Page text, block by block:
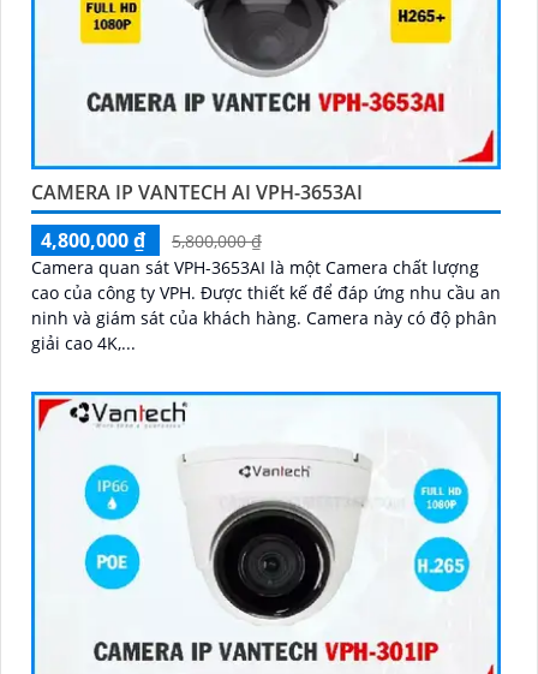
CAMERA IP VANTECH AI VPH-3653AI
4,800,000 ₫
5,800,000 ₫
Camera quan sát VPH-3653AI là một Camera chất lượng
cao của công ty VPH. Được thiết kế để đáp ứng nhu cầu an
ninh và giám sát của khách hàng. Camera này có độ phân
giải cao 4K,...